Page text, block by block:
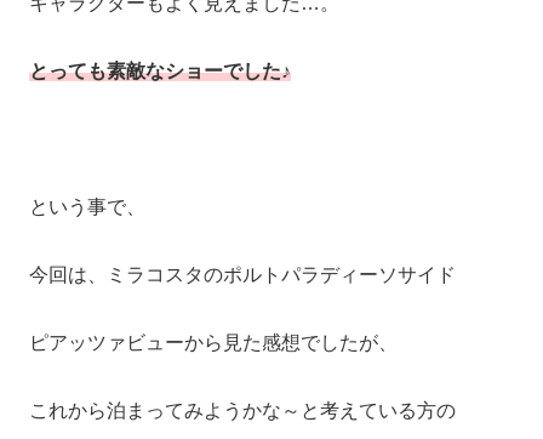
とっても素敵なショーでした♪
という事で、
今回は、ミラコスタのポルトパラディーソサイド
ピアッツァビューから見た感想でしたが、
これから泊まってみようかな～と考えている方の